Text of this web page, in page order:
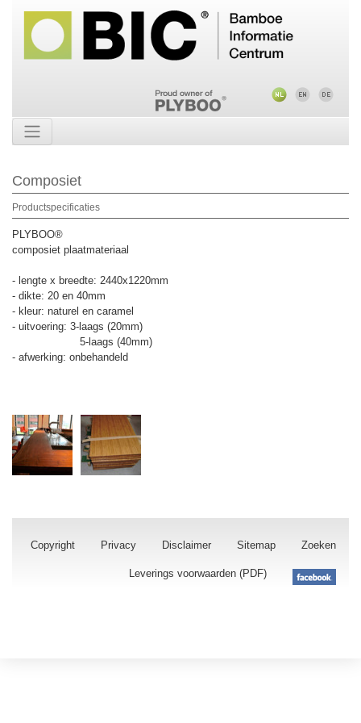
Composiet
Productspecificaties
PLYBOO®
composiet plaatmateriaal
- lengte x breedte: 2440x1220mm
- dikte: 20 en 40mm
- kleur: naturel en caramel
- uitvoering: 3-laags (20mm)
5-laags (40mm)
- afwerking: onbehandeld
Copyright Privacy Disclaimer Sitemap Zoeken
Leverings voorwaarden (PDF)